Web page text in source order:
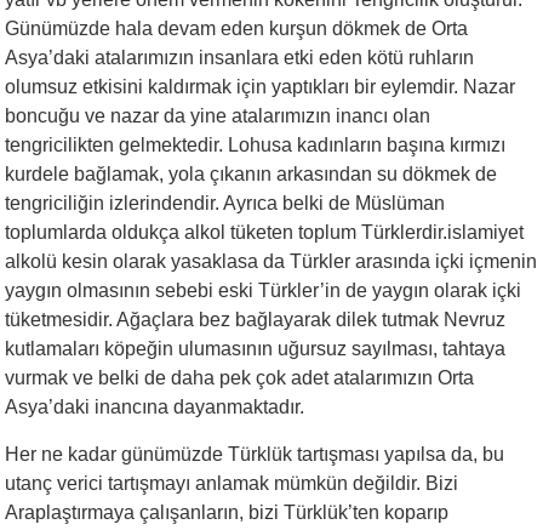
Günümüzde hala devam eden kurşun dökmek de Orta
Asya’daki atalarımızın insanlara etki eden kötü ruhların
olumsuz etkisini kaldırmak için yaptıkları bir eylemdir. Nazar
boncuğu ve nazar da yine atalarımızın inancı olan
tengricilikten gelmektedir. Lohusa kadınların başına kırmızı
kurdele bağlamak, yola çıkanın arkasından su dökmek de
tengriciliğin izlerindendir. Ayrıca belki de Müslüman
toplumlarda oldukça alkol tüketen toplum Türklerdir.islamiyet
alkolü kesin olarak yasaklasa da Türkler arasında içki içmenin
yaygın olmasının sebebi eski Türkler’in de yaygın olarak içki
tüketmesidir. Ağaçlara bez bağlayarak dilek tutmak Nevruz
kutlamaları köpeğin ulumasının uğursuz sayılması, tahtaya
vurmak ve belki de daha pek çok adet atalarımızın Orta
Asya’daki inancına dayanmaktadır.
Her ne kadar günümüzde Türklük tartışması yapılsa da, bu
utanç verici tartışmayı anlamak mümkün değildir. Bizi
Araplaştırmaya çalışanların, bizi Türklük’ten koparıp